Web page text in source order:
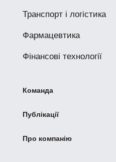
Транспорт і логістика
Фармацевтика
Фінансові технології
Команда
Публікації
Про компанію